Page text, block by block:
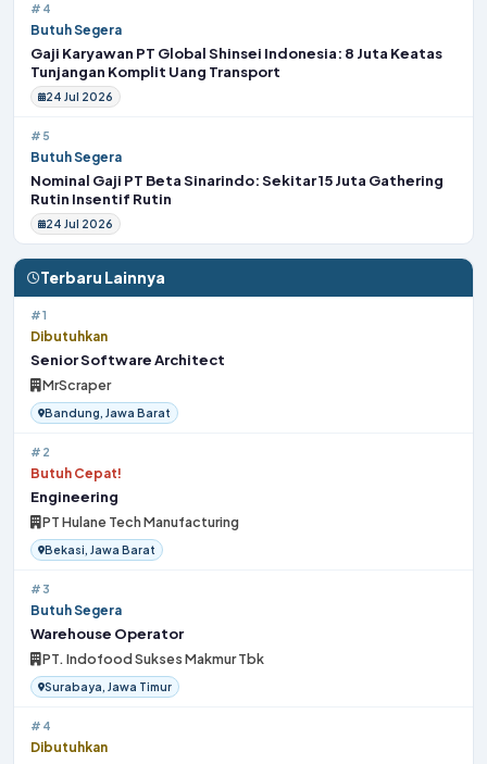
#4
Butuh Segera
Gaji Karyawan PT Global Shinsei Indonesia: 8 Juta Keatas
Tunjangan Komplit Uang Transport
24 Jul 2026
#5
Butuh Segera
Nominal Gaji PT Beta Sinarindo: Sekitar 15 Juta Gathering
Rutin Insentif Rutin
24 Jul 2026
Terbaru Lainnya
#1
Dibutuhkan
Senior Software Architect
MrScraper
Bandung, Jawa Barat
#2
Butuh Cepat!
Engineering
PT Hulane Tech Manufacturing
Bekasi, Jawa Barat
#3
Butuh Segera
Warehouse Operator
PT. Indofood Sukses Makmur Tbk
Surabaya, Jawa Timur
#4
Dibutuhkan